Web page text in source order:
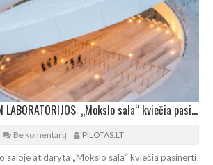
ATIDAROMOS STEAM LABORATORIJOS: „Mokslo sala“ kviečia pasinerti į žinių ir muzikos pasaulį
Be komentarų PILOTAS.LT
saloje atidaryta „Mokslo sala“ kviečia pasinerti